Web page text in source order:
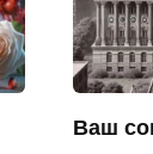
Ваш